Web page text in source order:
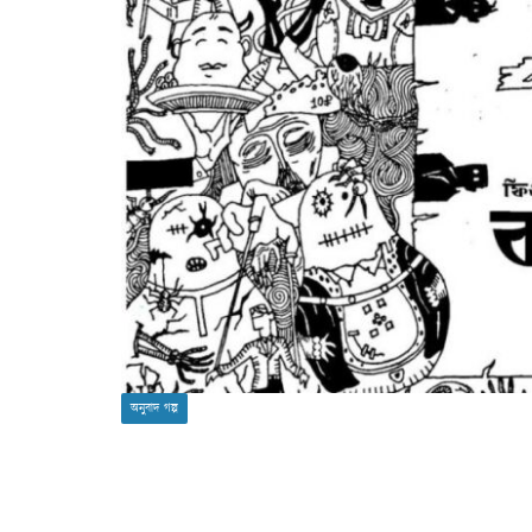
অনুবাদ গল্প